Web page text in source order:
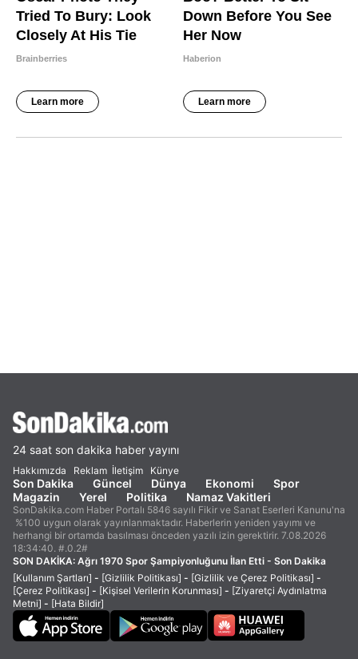
24 saat son dakika haber yayını
Hakkımızda Reklam İletişim Künye
Son Dakika Güncel Dünya Ekonomi
Spor
Magazin
Yerel Politika Namaz Vakitleri
SonDakika.com Haber Portalı 5846 sayılı Fikir ve Sanat Eserleri Kanunu'na
%100 uygun olarak yayınlanmaktadır. Haberlerin yeniden yayımı ve
herhangi bir ortamda basılması önceden yazılı izin gerektirir. 7.08.2026
18:34:40. #.0.2#
SON DAKİKA: Ağrı 1970 Spor Şampiyonluğunu İlan Etti - Son Dakika
[Kullanım Şartları] - [Gizlilik Politikası] - [Gizlilik ve Çerez Politikası] -
[Çerez Politikası] - [Kişisel Verilerin Korunması] - [Ziyaretçi Aydınlatma
Metni] - [Hata Bildir]